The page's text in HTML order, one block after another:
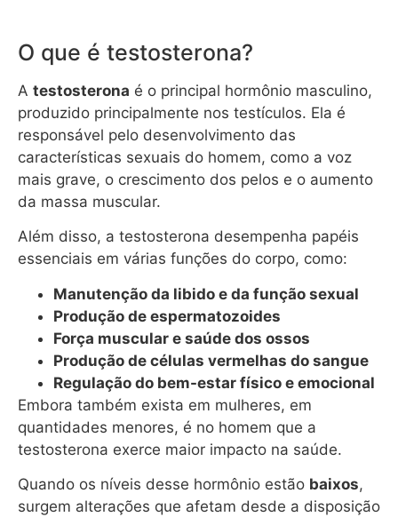
O que é testosterona?
A testosterona é o principal hormônio masculino,
produzido principalmente nos testículos. Ela é
responsável pelo desenvolvimento das
características sexuais do homem, como a voz
mais grave, o crescimento dos pelos e o aumento
da massa muscular.
Além disso, a testosterona desempenha papéis
essenciais em várias funções do corpo, como:
Manutenção da libido e da função sexual
Produção de espermatozoides
Força muscular e saúde dos ossos
Produção de células vermelhas do sangue
Regulação do bem-estar físico e emocional
Embora também exista em mulheres, em
quantidades menores, é no homem que a
testosterona exerce maior impacto na saúde.
Quando os níveis desse hormônio estão baixos,
surgem alterações que afetam desde a disposição